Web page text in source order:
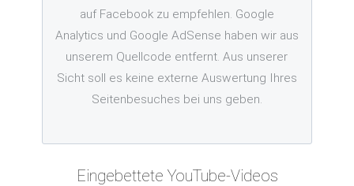
auf Facebook zu empfehlen. Google
Analytics und Google AdSense haben wir aus
unserem Quellcode entfernt. Aus unserer
Sicht soll es keine externe Auswertung Ihres
Seitenbesuches bei uns geben.
Eingebettete YouTube-Videos